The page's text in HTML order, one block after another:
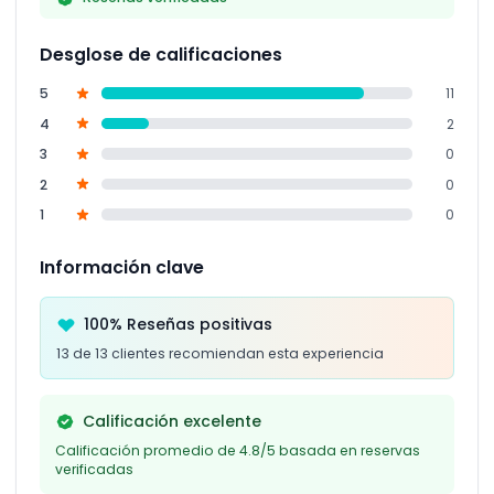
Desglose de calificaciones
5
11
4
2
3
0
2
0
1
0
Información clave
100% Reseñas positivas
13 de 13 clientes recomiendan esta experiencia
Calificación excelente
Calificación promedio de 4.8/5 basada en reservas
verificadas